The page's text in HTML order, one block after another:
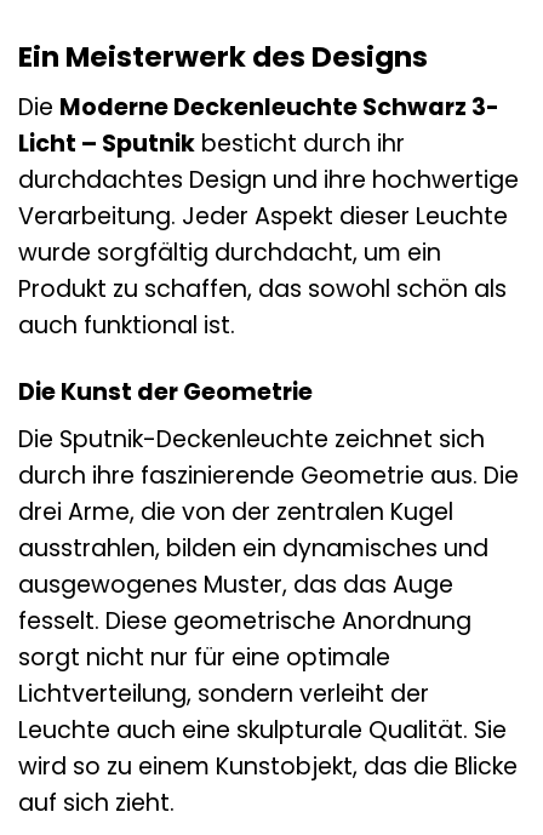
Ein Meisterwerk des Designs
Die Moderne Deckenleuchte Schwarz 3-
Licht – Sputnik besticht durch ihr
durchdachtes Design und ihre hochwertige
Verarbeitung. Jeder Aspekt dieser Leuchte
wurde sorgfältig durchdacht, um ein
Produkt zu schaffen, das sowohl schön als
auch funktional ist.
Die Kunst der Geometrie
Die Sputnik-Deckenleuchte zeichnet sich
durch ihre faszinierende Geometrie aus. Die
drei Arme, die von der zentralen Kugel
ausstrahlen, bilden ein dynamisches und
ausgewogenes Muster, das das Auge
fesselt. Diese geometrische Anordnung
sorgt nicht nur für eine optimale
Lichtverteilung, sondern verleiht der
Leuchte auch eine skulpturale Qualität. Sie
wird so zu einem Kunstobjekt, das die Blicke
auf sich zieht.